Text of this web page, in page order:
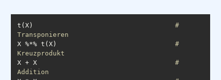
#
Transponieren
#
Kreuzprodukt
X + X #
Addition